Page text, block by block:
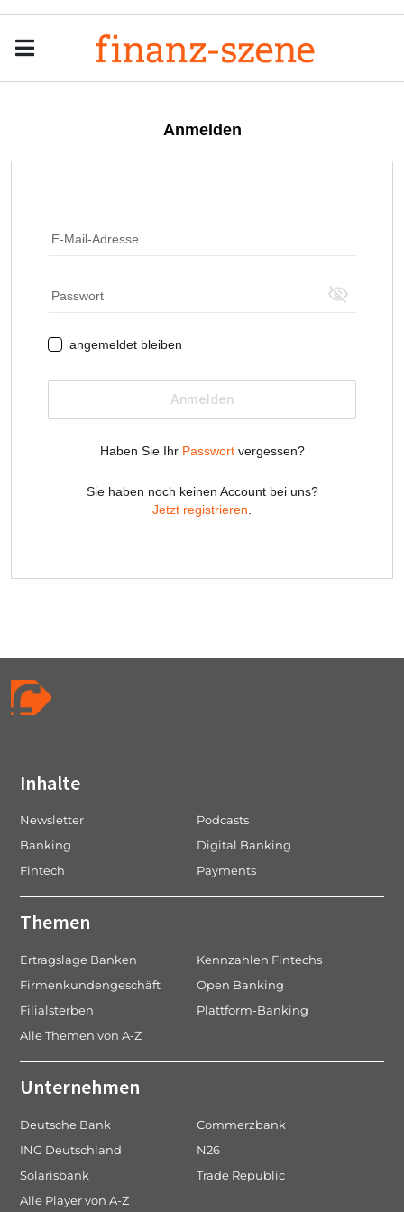
Inhalte
Newsletter
Podcasts
Banking
Digital Banking
Fintech
Payments
Themen
Ertragslage Banken
Kennzahlen Fintechs
Firmenkundengeschäft
Open Banking
Filialsterben
Plattform-Banking
Alle Themen von A-Z
Unternehmen
Deutsche Bank
Commerzbank
ING Deutschland
N26
Solarisbank
Trade Republic
Alle Player von A-Z